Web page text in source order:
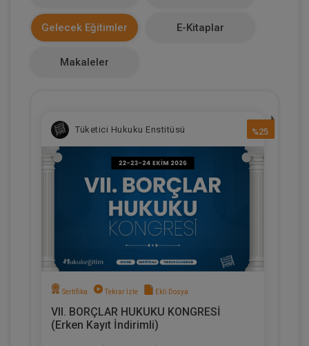
Makale Sayısı
0
Gelecek Eğitimler E-Kitaplar
Makaleler
%25
Tüketici Hukuku Enstitüsü
Sertifika Tekrar İzle Ekli Dosya
VII. BORÇLAR HUKUKU KONGRESİ
(Erken Kayıt İndirimli)